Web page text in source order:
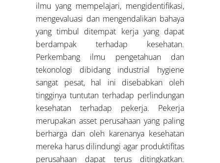
ilmu yang mempelajari, mengidentifikasi,
mengevaluasi dan mengendalikan bahaya
yang timbul ditempat kerja yang dapat
berdampak terhadap kesehatan.
Perkembang ilmu pengetahuan dan
tekonologi dibidang industrial hygiene
sangat pesat, hal ini disebabkan oleh
tingginya tuntutan terhadap perlindungan
kesehatan terhadap pekerja. Pekerja
merupakan asset perusahaan yang paling
berharga dan oleh karenanya kesehatan
mereka harus dilindungi agar produktifitas
perusahaan dapat terus ditingkatkan.